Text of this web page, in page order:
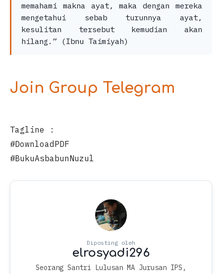
memahami makna ayat, maka dengan mereka
mengetahui sebab turunnya ayat,
kesulitan tersebut kemudian akan
hilang.” (Ibnu Taimiyah)
Join Group Telegram
Tagline :
#DownloadPDF
#BukuAsbabunNuzul
Seorang Santri Lulusan MA Jurusan IPS,